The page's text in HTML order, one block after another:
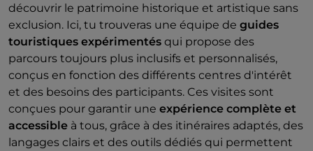
découvrir le patrimoine historique et artistique sans
exclusion. Ici, tu trouveras une équipe de guides
touristiques expérimentés qui propose des
parcours toujours plus inclusifs et personnalisés,
conçus en fonction des différents centres d'intérêt
et des besoins des participants. Ces visites sont
conçues pour garantir une expérience complète et
accessible à tous, grâce à des itinéraires adaptés, des
langages clairs et des outils dédiés qui permettent